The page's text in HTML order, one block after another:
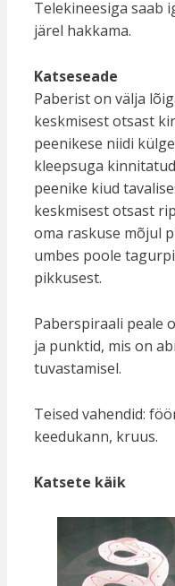
Telekineesiga saab
järel hakkama.
Katseseade
Paberist on välja
keskmisest otsast
peenikese niidi
kleepsuga
peenike kiud
keskmisest otsast
oma raskuse mõjul
umbes poole
pikkusest.
Paberspiraali peale
ja punktid, mis on
tuvastamisel.
Teised vahendid:
keedukann, kruus.
Katsete käik